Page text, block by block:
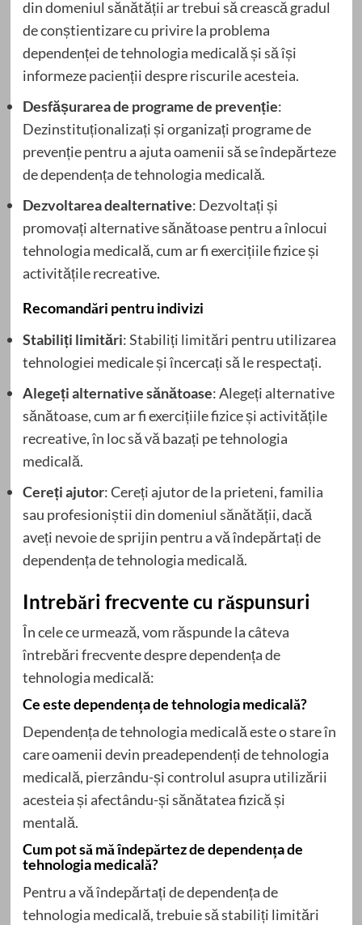
din domeniul sănătății ar trebui să crească gradul
de conștientizare cu privire la problema
dependenței de tehnologia medicală și să își
informeze pacienții despre riscurile acesteia.
Desfășurarea de programe de prevenție:
Dezinstituționalizați și organizați programe de
prevenție pentru a ajuta oamenii să se îndepărteze
de dependența de tehnologia medicală.
Dezvoltarea dealternative: Dezvoltați și
promovați alternative sănătoase pentru a înlocui
tehnologia medicală, cum ar fi exercițiile fizice și
activitățile recreative.
Recomandări pentru indivizi
Stabiliți limitări: Stabiliți limitări pentru utilizarea
tehnologiei medicale și încercați să le respectați.
Alegeți alternative sănătoase: Alegeți alternative
sănătoase, cum ar fi exercițiile fizice și activitățile
recreative, în loc să vă bazați pe tehnologia
medicală.
Cereți ajutor: Cereți ajutor de la prieteni, familia
sau profesioniștii din domeniul sănătății, dacă
aveți nevoie de sprijin pentru a vă îndepărtați de
dependența de tehnologia medicală.
Intrebări frecvente cu răspunsuri
În cele ce urmează, vom răspunde la câteva
întrebări frecvente despre dependența de
tehnologia medicală:
Ce este dependența de tehnologia medicală?
Dependența de tehnologia medicală este o stare în
care oamenii devin preadependenți de tehnologia
medicală, pierzându-și controlul asupra utilizării
acesteia și afectându-și sănătatea fizică și
mentală.
Cum pot să mă îndepărtez de dependența de
tehnologia medicală?
Pentru a vă îndepărtați de dependența de
tehnologia medicală, trebuie să stabiliți limitări